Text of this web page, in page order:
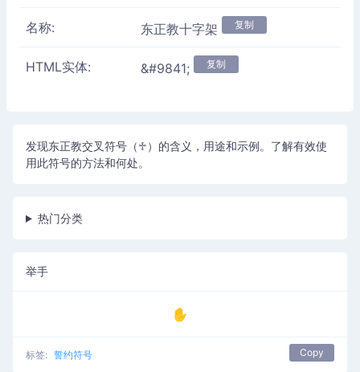
名称: 东正教十字架 复制
HTML实体: &#9841; 复制
发现东正教交叉符号（♱）的含义，用途和示例。了解有效使
用此符号的方法和何处。
热门分类
举手
✋
标签: 誓约符号 Copy